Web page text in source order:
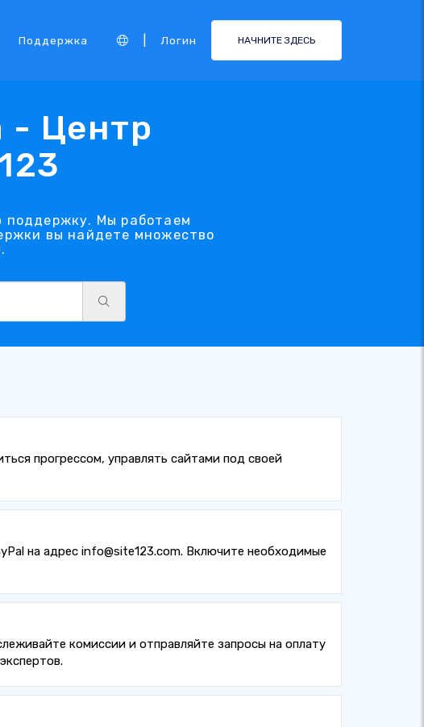
Поддержка Логин НАЧНИТЕ ЗДЕСЬ
- Центр
поддержку. Мы работаем
вы найдете множество
прогрессом, управлять сайтами под своей
на адрес info@site123.com. Включите необходимые
комиссии и отправляйте запросы на оплату